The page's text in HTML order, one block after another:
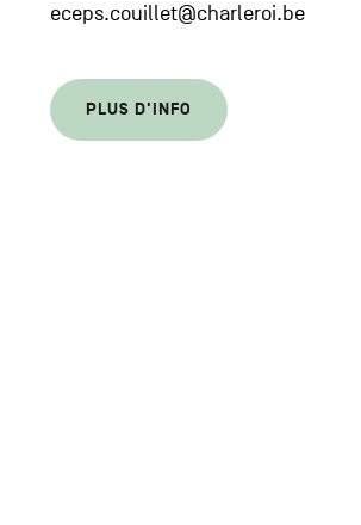
eceps.couillet@charleroi.be
PLUS D'INFO